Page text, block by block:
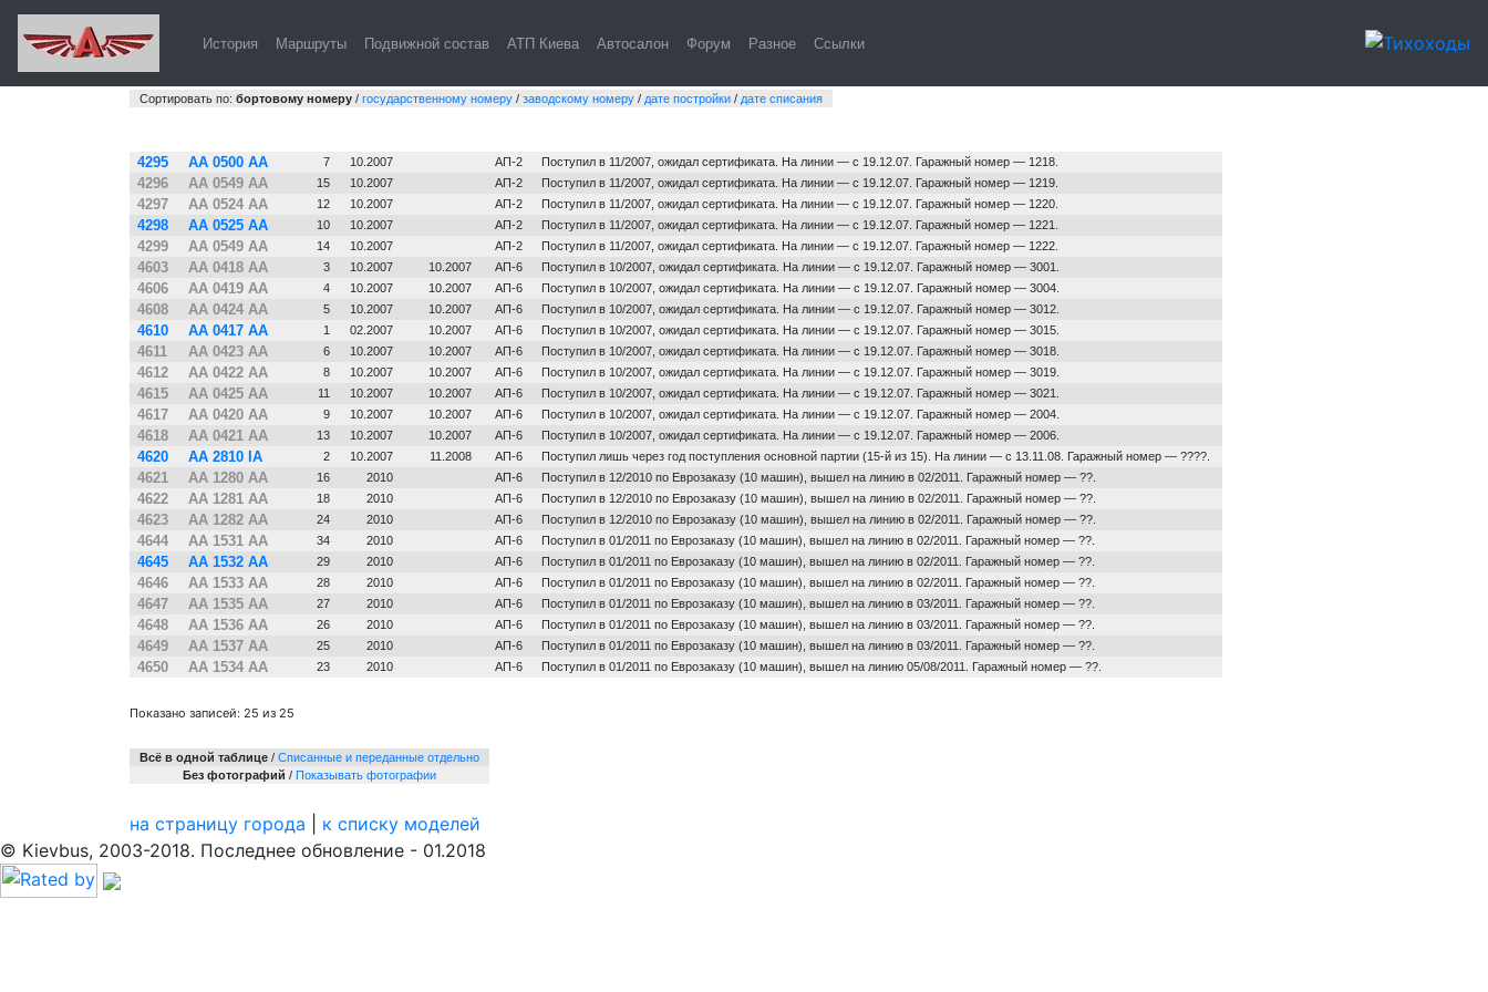
История Маршруты Подвижной состав АТП Киева Автосалон Форум Разное Ссылки
Сортировать по: бортовому номеру / государственному номеру / заводскому номеру / дате постройки / дате списания
4295 АА 0500 АА 7 10.2007 АП-2 Поступил в 11/2007, ожидал сертификата. На линии — с 19.12.07. Гаражный номер — 1218.
4296 АА 0549 АА 15 10.2007 АП-2 Поступил в 11/2007, ожидал сертификата. На линии — с 19.12.07. Гаражный номер — 1219.
4297 АА 0524 АА 12 10.2007 АП-2 Поступил в 11/2007, ожидал сертификата. На линии — с 19.12.07. Гаражный номер — 1220.
4298 АА 0525 АА 10 10.2007 АП-2 Поступил в 11/2007, ожидал сертификата. На линии — с 19.12.07. Гаражный номер — 1221.
4299 АА 0549 АА 14 10.2007 АП-2 Поступил в 11/2007, ожидал сертификата. На линии — с 19.12.07. Гаражный номер — 1222.
4603 АА 0418 АА 3 10.2007 10.2007 АП-6 Поступил в 10/2007, ожидал сертификата. На линии — с 19.12.07. Гаражный номер — 3001.
4606 АА 0419 АА 4 10.2007 10.2007 АП-6 Поступил в 10/2007, ожидал сертификата. На линии — с 19.12.07. Гаражный номер — 3004.
4608 АА 0424 АА 5 10.2007 10.2007 АП-6 Поступил в 10/2007, ожидал сертификата. На линии — с 19.12.07. Гаражный номер — 3012.
4610 АА 0417 АА 1 02.2007 10.2007 АП-6 Поступил в 10/2007, ожидал сертификата. На линии — с 19.12.07. Гаражный номер — 3015.
4611 АА 0423 АА 6 10.2007 10.2007 АП-6 Поступил в 10/2007, ожидал сертификата. На линии — с 19.12.07. Гаражный номер — 3018.
4612 АА 0422 АА 8 10.2007 10.2007 АП-6 Поступил в 10/2007, ожидал сертификата. На линии — с 19.12.07. Гаражный номер — 3019.
4615 АА 0425 АА 11 10.2007 10.2007 АП-6 Поступил в 10/2007, ожидал сертификата. На линии — с 19.12.07. Гаражный номер — 3021.
4617 АА 0420 АА 9 10.2007 10.2007 АП-6 Поступил в 10/2007, ожидал сертификата. На линии — с 19.12.07. Гаражный номер — 2004.
4618 АА 0421 АА 13 10.2007 10.2007 АП-6 Поступил в 10/2007, ожидал сертификата. На линии — с 19.12.07. Гаражный номер — 2006.
4620 АА 2810 ІА 2 10.2007 11.2008 АП-6 Поступил лишь через год поступления основной партии (15-й из 15). На линии — с 13.11.08. Гаражный номер — ????.
4621 АА 1280 АА 16 2010 АП-6 Поступил в 12/2010 по Еврозаказу (10 машин), вышел на линию в 02/2011. Гаражный номер — ??.
4622 АА 1281 АА 18 2010 АП-6 Поступил в 12/2010 по Еврозаказу (10 машин), вышел на линию в 02/2011. Гаражный номер — ??.
4623 АА 1282 АА 24 2010 АП-6 Поступил в 12/2010 по Еврозаказу (10 машин), вышел на линию в 02/2011. Гаражный номер — ??.
4644 АА 1531 АА 34 2010 АП-6 Поступил в 01/2011 по Еврозаказу (10 машин), вышел на линию в 02/2011. Гаражный номер — ??.
4645 АА 1532 АА 29 2010 АП-6 Поступил в 01/2011 по Еврозаказу (10 машин), вышел на линию в 02/2011. Гаражный номер — ??.
4646 АА 1533 АА 28 2010 АП-6 Поступил в 01/2011 по Еврозаказу (10 машин), вышел на линию в 02/2011. Гаражный номер — ??.
4647 АА 1535 АА 27 2010 АП-6 Поступил в 01/2011 по Еврозаказу (10 машин), вышел на линию в 03/2011. Гаражный номер — ??.
4648 АА 1536 АА 26 2010 АП-6 Поступил в 01/2011 по Еврозаказу (10 машин), вышел на линию в 03/2011. Гаражный номер — ??.
4649 АА 1537 АА 25 2010 АП-6 Поступил в 01/2011 по Еврозаказу (10 машин), вышел на линию в 03/2011. Гаражный номер — ??.
4650 АА 1534 АА 23 2010 АП-6 Поступил в 01/2011 по Еврозаказу (10 машин), вышел на линию 05/08/2011. Гаражный номер — ??.
Показано записей: 25 из 25
Всё в одной таблице / Cписанные и переданные отдельно
Без фотографий / Показывать фотографии
на страницу города
к списку моделей
© Kievbus, 2003-2018. Последнее обновление - 01.2018